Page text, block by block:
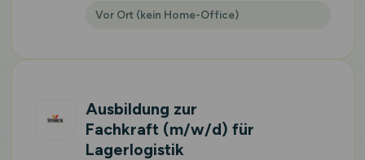
Vor Ort (kein Home-Office)
Ausbildung zur
Fachkraft (m/w/d) für
Lagerlogistik